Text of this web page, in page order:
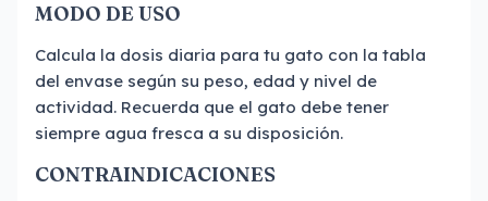
MODO DE USO
Calcula la dosis diaria para tu gato con la tabla
del envase según su peso, edad y nivel de
actividad. Recuerda que el gato debe tener
siempre agua fresca a su disposición.
CONTRAINDICACIONES